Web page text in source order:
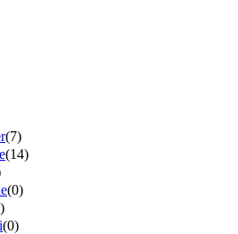
(7)
(14)
(0)
)
(0)